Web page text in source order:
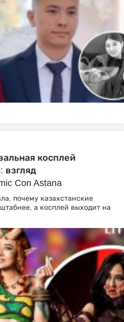
косплей
взгляд
Con Astana
почему казахстанские
а косплей выходит на